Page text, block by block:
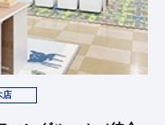
店